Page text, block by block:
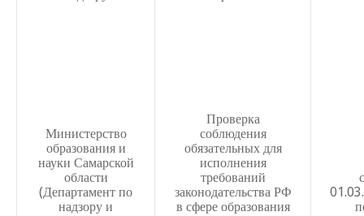
Положение о группе продленного дня МБОУ «Школа
Положение о специальной медицинской группе по
Положение о внутришкольной системе оценки
№ 29» г.о. Самара
Министерство
образования и
науки Самарской
области
(Департамент по
надзору и
Проверка
соблюдения
обязательных для
исполнения
требований
законодательства РФ
в сфере образования
с